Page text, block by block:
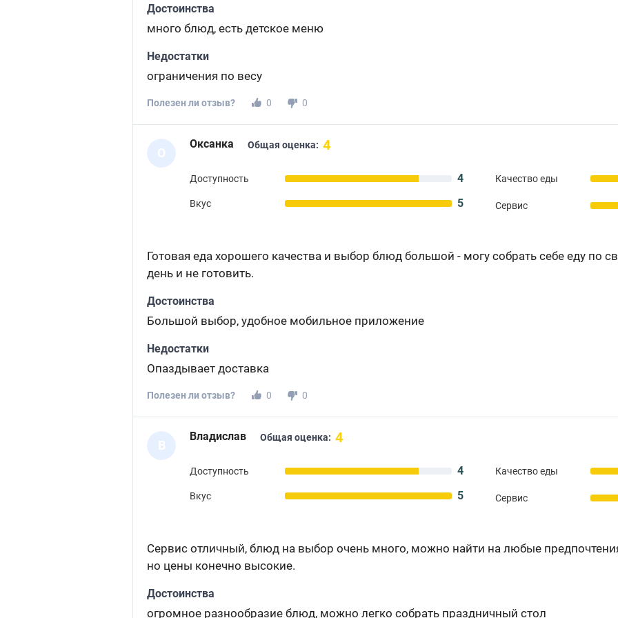
Достоинства
много блюд, есть детское меню
Недостатки
ограничения по весу
Полезен ли отзыв? 0 0
О
Оксанка Общая оценка: 4
Доступность 4 Качество еды
Вкус 5 Сервис
Готовая еда хорошего качества и выбор блюд большой - могу собрать себе еду по
день и не готовить.
Достоинства
Большой выбор, удобное мобильное приложение
Недостатки
Опаздывает доставка
Полезен ли отзыв? 0 0
В
Владислав Общая оценка: 4
Доступность 4 Качество еды
Вкус 5 Сервис
Сервис отличный, блюд на выбор очень много, можно найти на любые
но цены конечно высокие.
Достоинства
огромное разнообразие блюд, можно легко собрать праздничный стол